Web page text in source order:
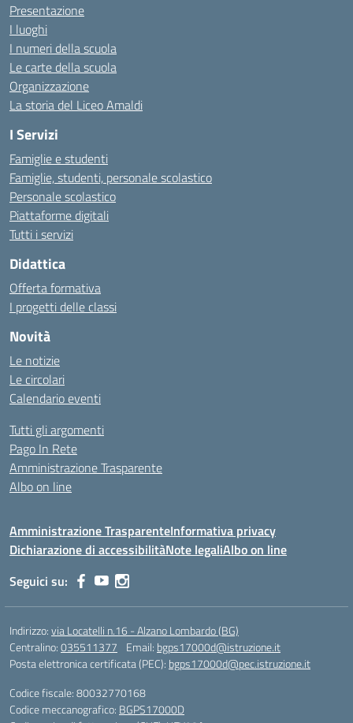
Presentazione
I luoghi
I numeri della scuola
Le carte della scuola
Organizzazione
La storia del Liceo Amaldi
I Servizi
Famiglie e studenti
Famiglie, studenti, personale scolastico
Personale scolastico
Piattaforme digitali
Tutti i servizi
Didattica
Offerta formativa
I progetti delle classi
Novità
Le notizie
Le circolari
Calendario eventi
Tutti gli argomenti
Pago In Rete
Amministrazione Trasparente
Albo on line
Amministrazione TrasparenteInformativa privacy
Dichiarazione di accessibilitàNote legaliAlbo on line
Seguici su:
Indirizzo:via Locatelli n.16 - Alzano Lombardo (BG)
Centralino:035511377 Email: bgps17000d@istruzione.it
Posta elettronica certificata (PEC): bgps17000d@pec.istruzione.it
Codice fiscale: 80032770168
Codice meccanografico: BGPS17000D